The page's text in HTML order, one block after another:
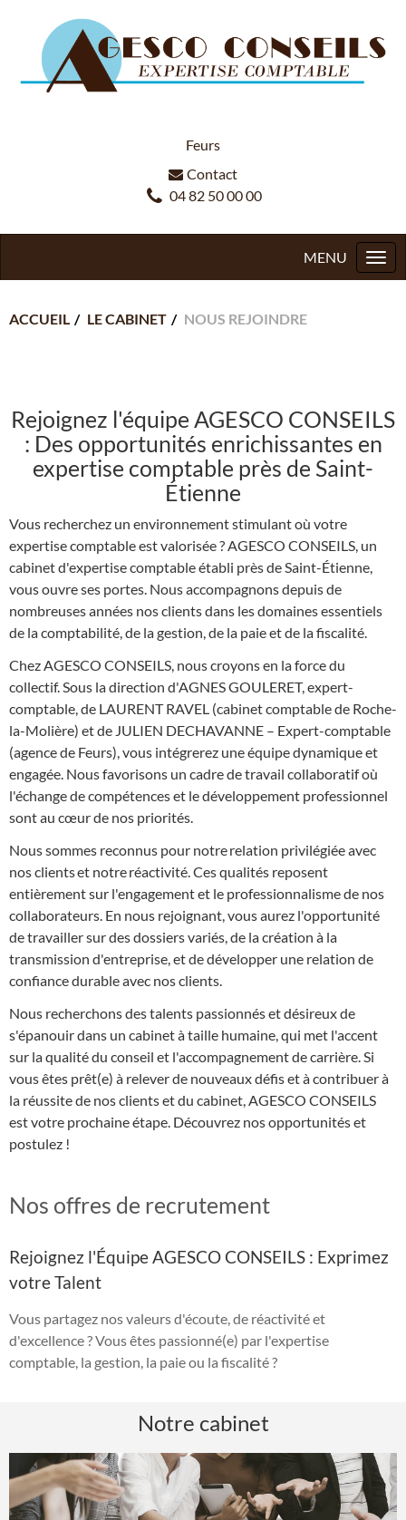
Feurs
Contact
04 82 50 00 00
ACCUEIL LE CABINET NOUS REJOINDRE
Rejoignez l'équipe AGESCO CONSEILS
: Des opportunités enrichissantes en
expertise comptable près de Saint-
Étienne
Vous recherchez un environnement stimulant où votre
expertise comptable est valorisée ? AGESCO CONSEILS, un
cabinet d'expertise comptable établi près de Saint-Étienne,
vous ouvre ses portes. Nous accompagnons depuis de
nombreuses années nos clients dans les domaines essentiels
de la comptabilité, de la gestion, de la paie et de la fiscalité.
Chez AGESCO CONSEILS, nous croyons en la force du
collectif. Sous la direction d'AGNES GOULERET, expert-
comptable, de LAURENT RAVEL (cabinet comptable de Roche-
la-Molière) et de JULIEN DECHAVANNE – Expert-comptable
(agence de Feurs), vous intégrerez une équipe dynamique et
engagée. Nous favorisons un cadre de travail collaboratif où
l'échange de compétences et le développement professionnel
sont au cœur de nos priorités.
Nous sommes reconnus pour notre relation privilégiée avec
nos clients et notre réactivité. Ces qualités reposent
entièrement sur l'engagement et le professionnalisme de nos
collaborateurs. En nous rejoignant, vous aurez l'opportunité
de travailler sur des dossiers variés, de la création à la
transmission d'entreprise, et de développer une relation de
confiance durable avec nos clients.
Nous recherchons des talents passionnés et désireux de
s'épanouir dans un cabinet à taille humaine, qui met l'accent
sur la qualité du conseil et l'accompagnement de carrière. Si
vous êtes prêt(e) à relever de nouveaux défis et à contribuer à
la réussite de nos clients et du cabinet, AGESCO CONSEILS
est votre prochaine étape. Découvrez nos opportunités et
postulez !
Nos offres de recrutement
Rejoignez l'Équipe AGESCO CONSEILS : Exprimez
votre Talent
Vous partagez nos valeurs d'écoute, de réactivité et
d'excellence ? Vous êtes passionné(e) par l'expertise
comptable, la gestion, la paie ou la fiscalité ?
Notre cabinet